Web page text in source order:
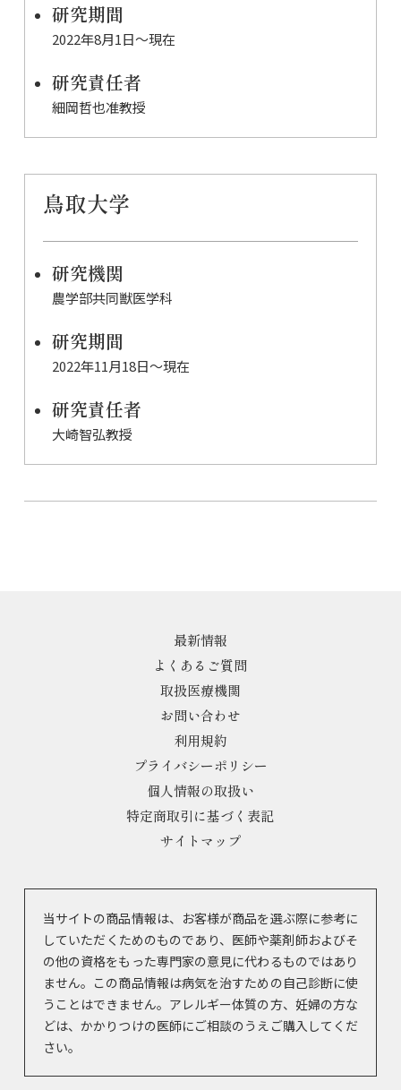
研究期間
2022年8月1日〜現在
研究責任者
細岡哲也准教授
鳥取大学
研究機関
農学部共同獣医学科
研究期間
2022年11月18日〜現在
研究責任者
大崎智弘教授
最新情報
よくあるご質問
取扱医療機関
お問い合わせ
利用規約
プライバシーポリシー
個人情報の取扱い
特定商取引に基づく表記
サイトマップ
当サイトの商品情報は、お客様が商品を選ぶ際に参考に
していただくためのものであり、医師や薬剤師およびそ
の他の資格をもった専門家の意見に代わるものではあり
ません。この商品情報は病気を治すための自己診断に使
うことはできません。アレルギー体質の方、妊婦の方な
どは、かかりつけの医師にご相談のうえご購入してくだ
さい。